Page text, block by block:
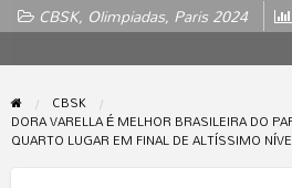
CBSK, Olimpiadas, Paris 2024
CBSK
DORA VARELLA É MELHOR BRASILEIRA DO
QUARTO LUGAR EM FINAL DE ALTÍSSIMO